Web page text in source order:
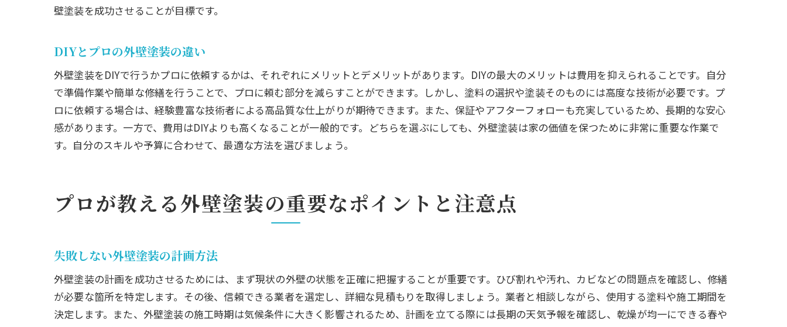
見積もりと契約の際の注意点
専門知識を持った業者の見分け方
外壁塗装業者とのコミュニケーションの重要性
外壁塗装業者のアフターサービスを確認しよう
プロに聞いた外壁塗装の効果的なメンテナンス方法
外壁塗装の劣化サインを見逃さない方法
壁塗装を成功させることが目標です。
DIYとプロの外壁塗装の違い
外壁塗装をDIYで行うかプロに依頼するかは、それぞれにメリットとデメリットがあります。DIYの最大のメリットは費用を抑えられることです。自分
で準備作業や簡単な修繕を行うことで、プロに頼む部分を減らすことができます。しかし、塗料の選択や塗装そのものには高度な技術が必要です。プ
ロに依頼する場合は、経験豊富な技術者による高品質な仕上がりが期待できます。また、保証やアフターフォローも充実しているため、長期的な安心
感があります。一方で、費用はDIYよりも高くなることが一般的です。どちらを選ぶにしても、外壁塗装は家の価値を保つために非常に重要な作業で
す。自分のスキルや予算に合わせて、最適な方法を選びましょう。
プロが教える外壁塗装の重要なポイントと注意点
失敗しない外壁塗装の計画方法
外壁塗装の計画を成功させるためには、まず現状の外壁の状態を正確に把握することが重要です。ひび割れや汚れ、カビなどの問題点を確認し、修繕
が必要な箇所を特定します。その後、信頼できる業者を選定し、詳細な見積もりを取得しましょう。業者と相談しながら、使用する塗料や施工期間を
決定します。また、外壁塗装の施工時期は気候条件に大きく影響されるため、計画を立てる際には長期の天気予報を確認し、乾燥が均一にできる春や